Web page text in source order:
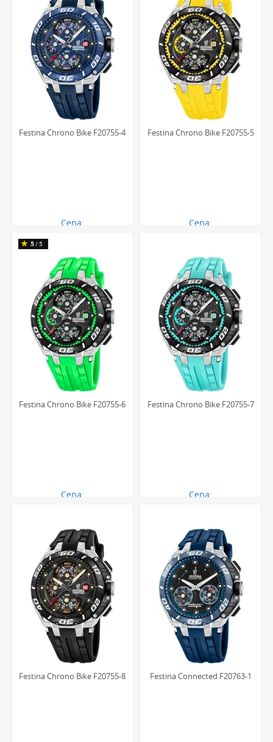
Festina Chrono Bike F20755-4
Cena:
Festina Chrono Bike F20755-5
Cena:
Festina Chrono Bike F20755-6
Cena:
5/5
Festina Chrono Bike F20755-7
Cena:
Festina Chrono Bike F20755-8 Festina Connected F20763-1